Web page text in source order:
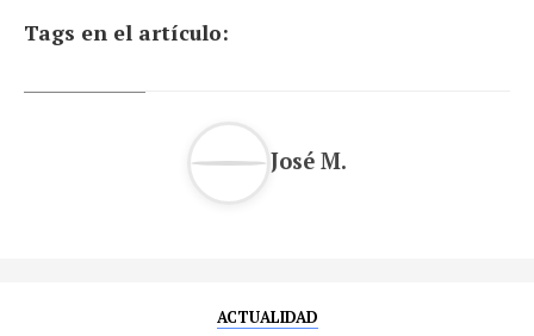
Tags en el artículo:
José M.
ACTUALIDAD